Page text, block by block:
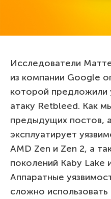
Исследователи
из компании Google
которой предложили
атаку Retbleed. Как
предыдущих постов,
эксплуатирует
AMD Zen и Zen 2, а
поколений Kaby Lake
Аппаратные
сложно использовать